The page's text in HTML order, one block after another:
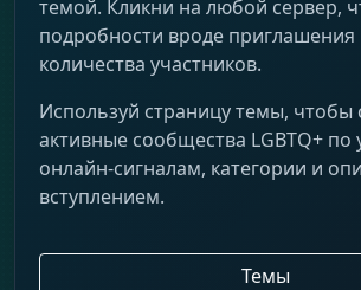
темой. Кликни на любой сервер,
подробности вроде приглашения
количества участников.
Используй страницу темы, чтобы
активные сообщества LGBTQ+ по
онлайн-сигналам, категории и
вступлением.
Темы